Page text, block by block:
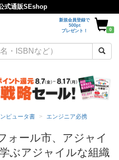
式通販SEshop
新規会員登録で
500pt
プレゼント！
0
ピュータ書 エンジニア必携
ォール市、アジャイ
ぶアジャイルな組織